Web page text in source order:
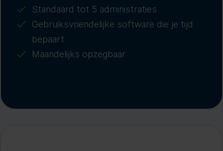
Standaard tot 5 administraties
Gebruiksvriendelijke software die je tijd
bepaart
Maandelijks opzegbaar